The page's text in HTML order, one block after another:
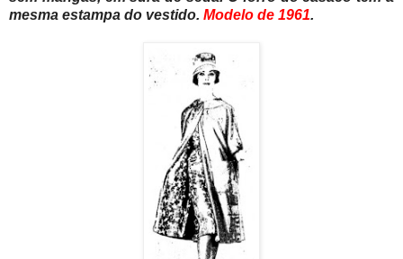
mesma estampa do vestido. Modelo de 1961.